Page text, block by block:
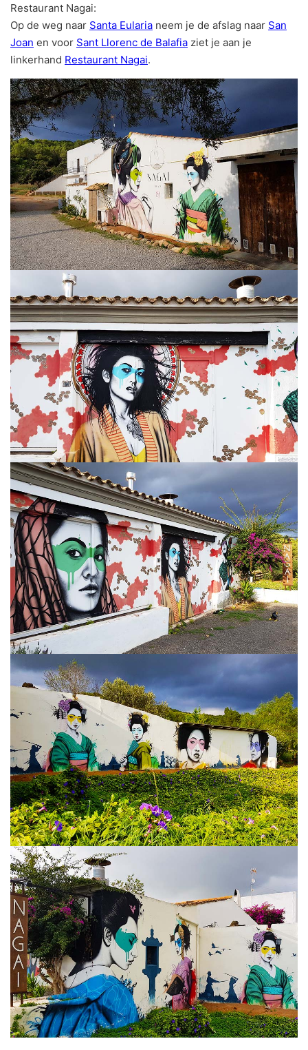
Restaurant Nagai:
Op de weg naar Santa Eularia neem je de afslag naar San
Joan en voor Sant Llorenc de Balafia ziet je aan je
linkerhand Restaurant Nagai.